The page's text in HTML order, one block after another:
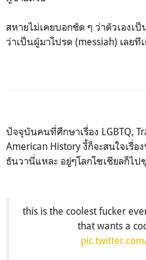
สหายไม่เคยบอกชัด ๆ ว่าตัวเองเ
ว่าเป็นผู้มาโปรด (messiah) เลยที
ปัจจุบันคนที่ศึกษาเรื่อง LGBTQ,
American History งี้ก็จะสนใจเรื่
ธันวานี่แหละ อยู่ๆโลกโซเชียลก็ไ
this is the coolest fucker
that wants a